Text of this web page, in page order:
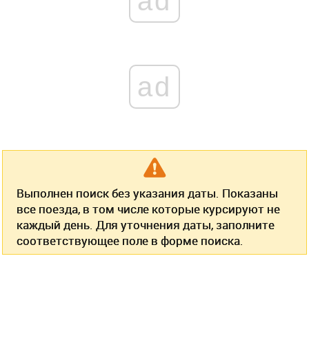
ad
Выполнен поиск без указания даты. Показаны
все поезда, в том числе которые курсируют не
каждый день. Для уточнения даты, заполните
соответствующее поле в форме поиска.